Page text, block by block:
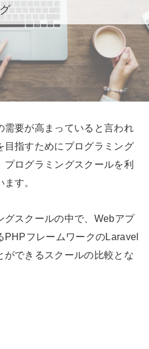
需要が高まっていると言われ
目指すためにプログラミング
ログラミングスクールを利
す。
グスクールの中で、Webアプ
PHPフレームワークのLaravel
ができるスクールの比較とな